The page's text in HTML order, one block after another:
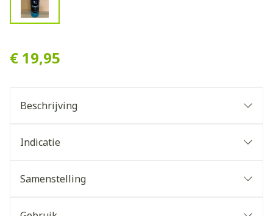
€ 19,95
Beschrijving
Indicatie
Samenstelling